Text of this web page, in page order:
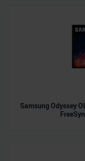
Samsung Odyssey